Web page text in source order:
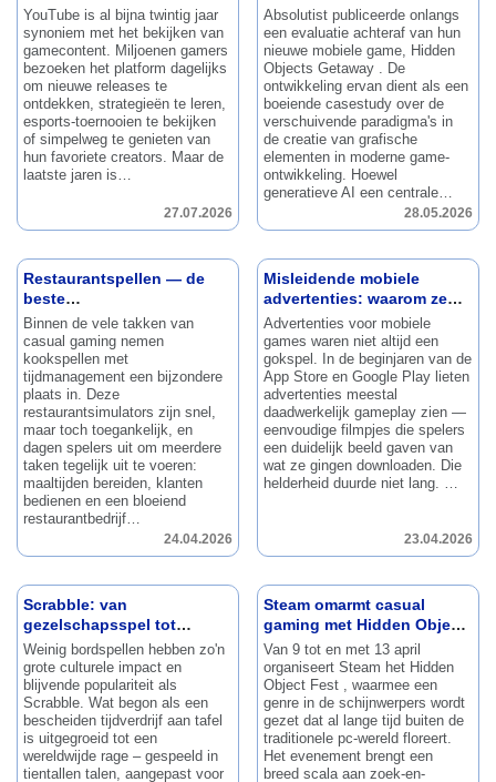
feature
YouTube is al bijna twintig jaar
synoniem met het bekijken van
gamecontent. Miljoenen gamers
bezoeken het platform dagelijks
om nieuwe releases te
ontdekken, strategieën te leren,
esports-toernooien te bekijken
of simpelweg te genieten van
hun favoriete creators. Maar de
laatste jaren is…
27.07.2026
bekeken: een analyse
achteraf van Hidden
Objects Getaway
Absolutist publiceerde onlangs
een evaluatie achteraf van hun
nieuwe mobiele game, Hidden
Objects Getaway . De
ontwikkeling ervan dient als een
boeiende casestudy over de
verschuivende paradigma's in
de creatie van grafische
elementen in moderne game-
ontwikkeling. Hoewel
generatieve AI een centrale…
28.05.2026
Restaurantspellen — de
beste
managementsimulators
Binnen de vele takken van
casual gaming nemen
kookspellen met
tijdmanagement een bijzondere
plaats in. Deze
restaurantsimulators zijn snel,
maar toch toegankelijk, en
dagen spelers uit om meerdere
taken tegelijk uit te voeren:
maaltijden bereiden, klanten
bedienen en een bloeiend
restaurantbedrijf…
24.04.2026
Misleidende mobiele
advertenties: waarom ze
werken
Advertenties voor mobiele
games waren niet altijd een
gokspel.
In de beginjaren van de
App Store en Google Play lieten
advertenties meestal
daadwerkelijk gameplay zien —
eenvoudige filmpjes die spelers
een duidelijk beeld gaven van
wat ze gingen downloaden. Die
helderheid duurde niet lang. …
23.04.2026
Scrabble: van
gezelschapsspel tot
wereldwijd fenomeen
Weinig bordspellen hebben zo'n
grote culturele impact en
blijvende populariteit als
Scrabble. Wat begon als een
bescheiden tijdverdrijf aan tafel
is uitgegroeid tot een
wereldwijde rage – gespeeld in
tientallen talen, aangepast voor
Steam omarmt casual
gaming met Hidden Object
Fest
Van 9 tot en met 13 april
organiseert Steam het Hidden
Object Fest , waarmee een
genre in de schijnwerpers wordt
gezet dat al lange tijd buiten de
traditionele pc-wereld floreert.
Het evenement brengt een
breed scala aan zoek-en-